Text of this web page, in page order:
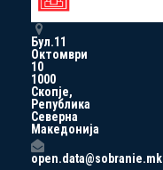
Бул.11
Октомври
10
1000
Скопје,
Република
Северна
Македонија
open.data@sobranie.mk